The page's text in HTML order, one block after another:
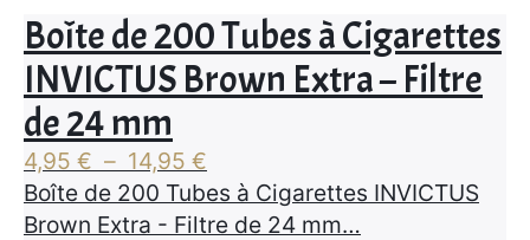
Boîte de 200 Tubes à Cigarettes
INVICTUS Brown Extra – Filtre
de 24 mm
4,95 € – 14,95 €
de
prix :
Boîte de 200 Tubes à Cigarettes INVICTUS
Brown Extra - Filtre de 24 mm…